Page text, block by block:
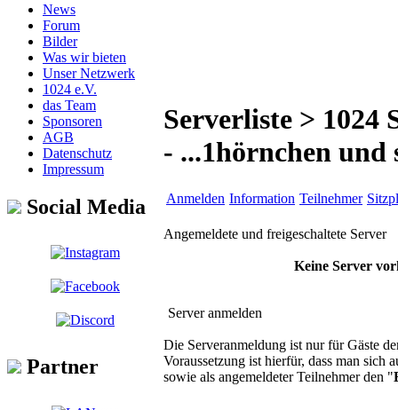
News
Forum
Bilder
Was wir bieten
Unser Netzwerk
1024 e.V.
das Team
Sponsoren
AGB
Datenschutz
Impressum
Social Media
Partner
Serverliste > 1024
- ...1hörnchen und
Anmelden Information Teilnehmer
Angemeldete und freigeschaltete Server
Keine Server
Server anmelden
Die Serveranmeldung ist nur für Gäste
Voraussetzung ist hierfür, dass man sich
sowie als angemeldeter Teilnehmer den "